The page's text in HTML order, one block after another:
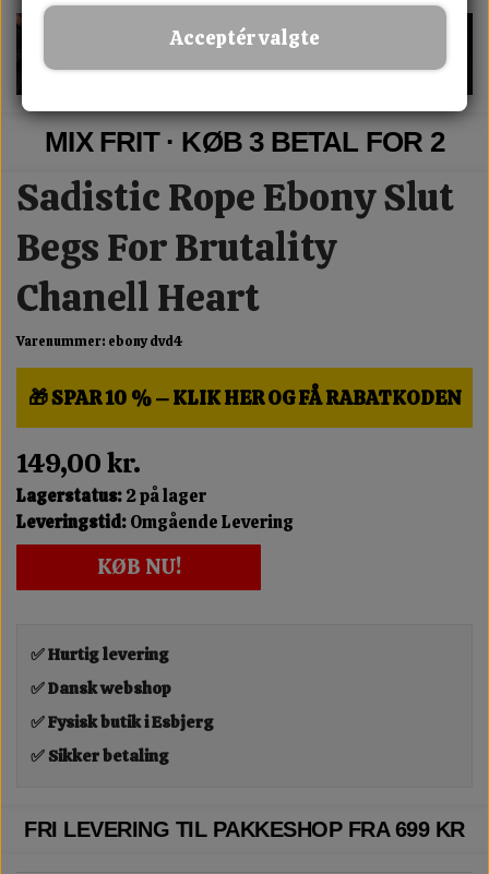
MIX FRIT · KØB 3 BETAL FOR 2
Sadistic Rope Ebony Slut
Begs For Brutality
Chanell Heart
Varenummer: ebony dvd4
🎁 SPAR 10 % – KLIK HER OG FÅ RABATKODEN
149,00 kr.
Lagerstatus:2 på lager
Leveringstid:Omgående Levering
KØB NU!
✅ Hurtig levering
✅ Dansk webshop
✅ Fysisk butik i Esbjerg
✅ Sikker betaling
FRI LEVERING TIL PAKKESHOP FRA 699 KR
Acceptér valgte